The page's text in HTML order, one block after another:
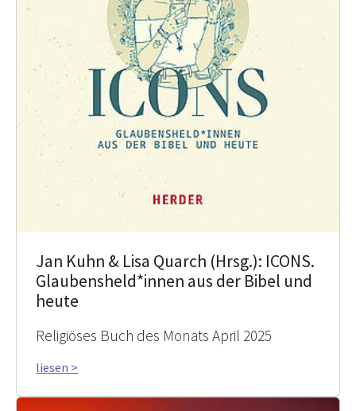
Jan Kuhn & Lisa Quarch (Hrsg.): ICONS.
Glaubensheld*innen aus der Bibel und
heute
Religiöses Buch des Monats April 2025
liesen >